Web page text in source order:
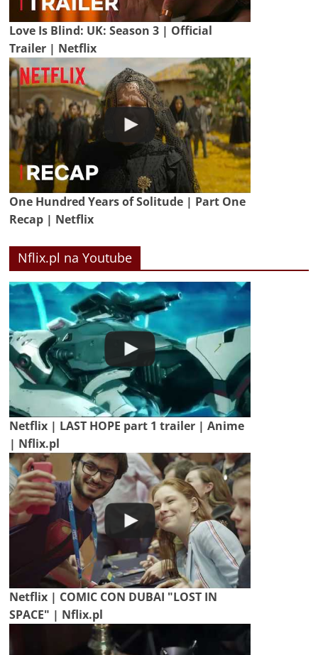
Love Is Blind: UK: Season 3 | Official
Trailer | Netflix
One Hundred Years of Solitude | Part One
Recap | Netflix
Nflix.pl na Youtube
Netflix | LAST HOPE part 1 trailer | Anime
| Nflix.pl
Netflix | COMIC CON DUBAI "LOST IN
SPACE" | Nflix.pl